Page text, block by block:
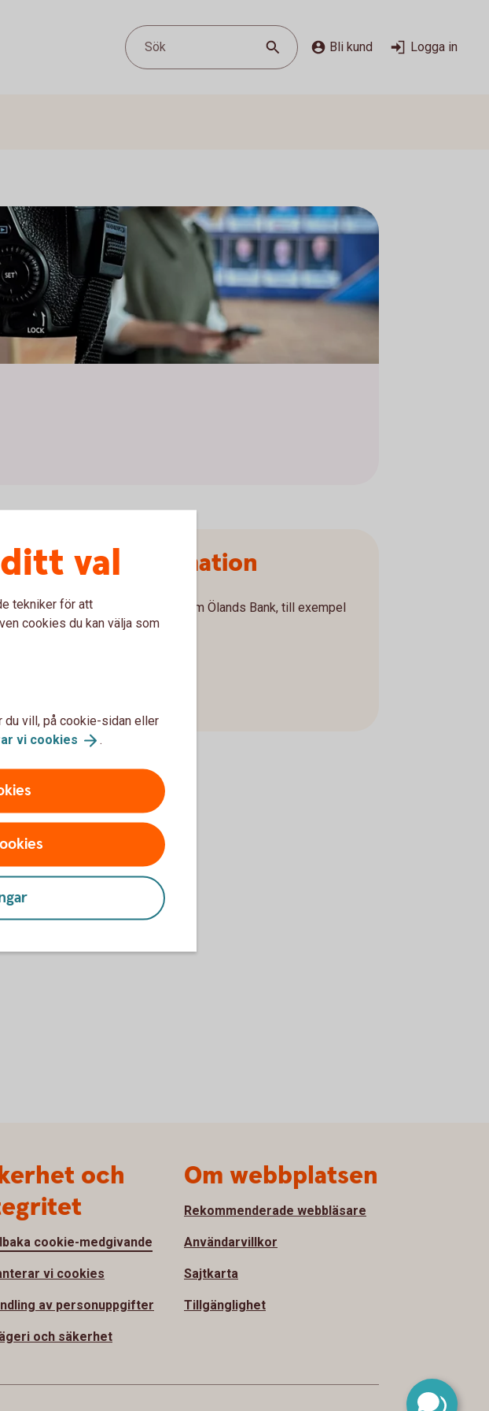
Sök Bli kund Logga in
Ekonomisk information
hittar du ekonomisk information om Ölands Bank, till exempel
och årsredovisningar.
val
tekniker för att
cookies du kan välja som
du vill, på cookie-sidan eller
vi cookies .
och
cookie-medgivande
vi cookies
av personuppgifter
och säkerhet
Om webbplatsen
Rekommenderade webbläsare
Användarvillkor
Sajtkarta
Tillgänglighet